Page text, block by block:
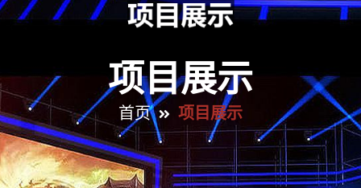
项目展示
首页 项目展示